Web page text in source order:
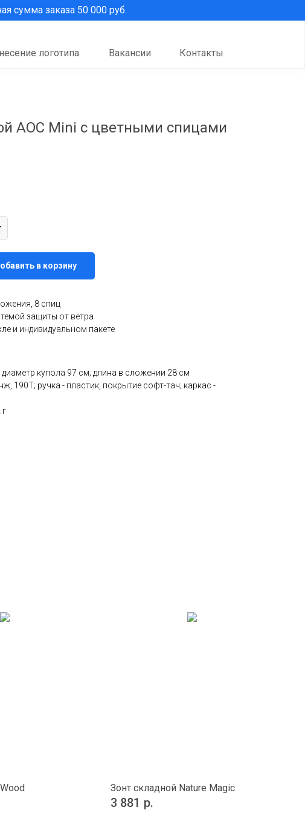
Вакансии Контакты
логотипа
сумма заказа 50 000 руб.
AOC Mini с цветными спицами
в корзину
8 спиц
защиты от ветра
и индивидуальном пакете
купола 97 см; длина в сложении 28 см
190T; ручка - пластик, покрытие софт-тач; каркас -
г
Зонт складной Nature Magic
3 881 р.